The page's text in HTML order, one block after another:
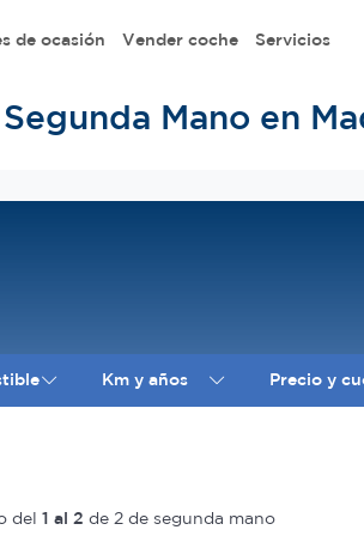
de ocasión Vender coche Servicios
Mano en
Km y años Precio y
del 1 al 2 de 2 de segunda mano